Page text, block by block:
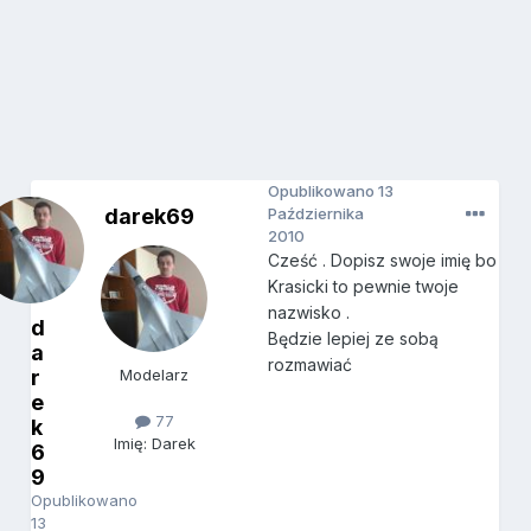
d
a
r
e
k
6
9
Opublikowano
13
darek69
Modelarz
77
Imię: Darek
Opublikowano13
Października
2010
Cześć . Dopisz swoje imię bo
Krasicki to pewnie twoje
nazwisko .
Będzie lepiej ze sobą
rozmawiać